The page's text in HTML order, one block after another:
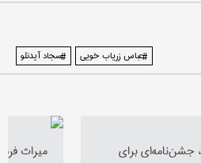
#عباس زریاب خویی #سجاد آیدنلو
جشن‌‌نامه‌ای برای
میراث